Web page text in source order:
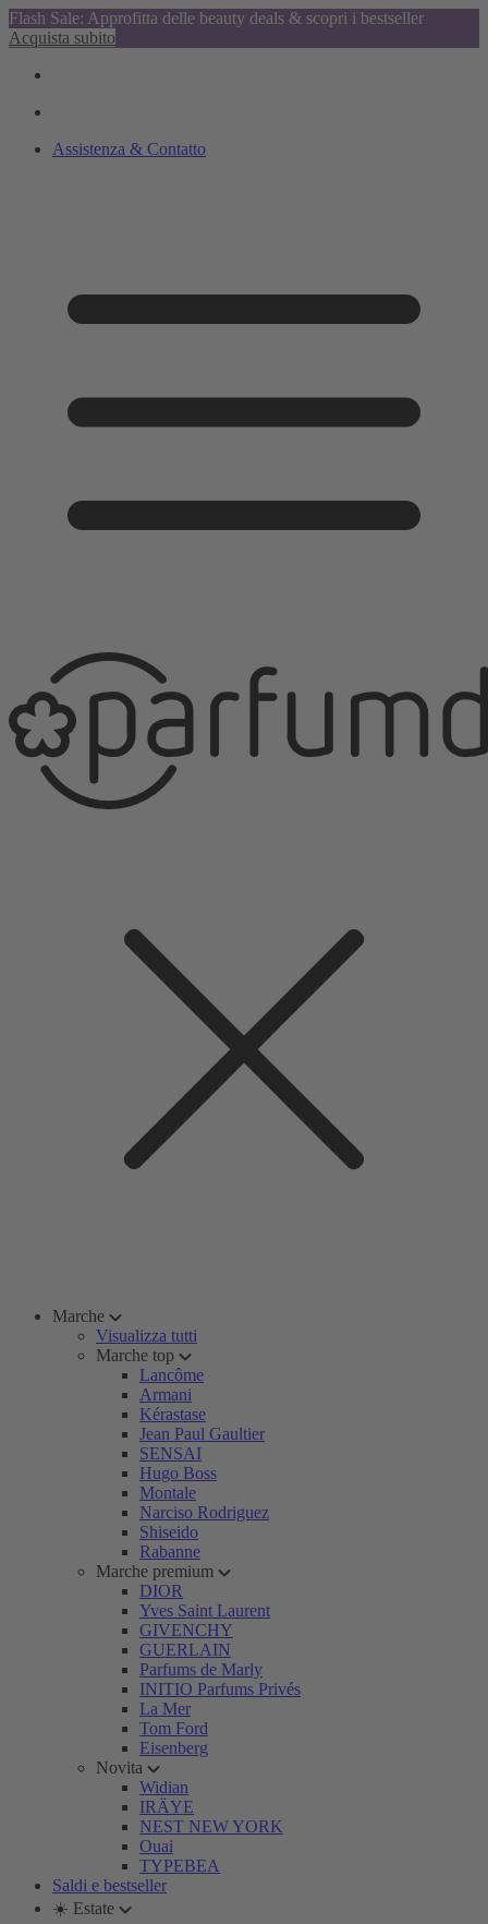
Flash Sale: Approfitta delle beauty deals & scopri i bestseller
Acquista subito
Assistenza & Contatto
Marche
Visualizza tutti
Marche top
Lancôme
Armani
Kérastase
Jean Paul Gaultier
SENSAI
Hugo Boss
Montale
Narciso Rodriguez
Shiseido
Rabanne
Marche premium
DIOR
Yves Saint Laurent
GIVENCHY
GUERLAIN
Parfums de Marly
INITIO Parfums Privés
La Mer
Tom Ford
Eisenberg
Novita
Widian
IRÄYE
NEST NEW YORK
Ouai
TYPEBEA
Saldi e bestseller
☀️ Estate